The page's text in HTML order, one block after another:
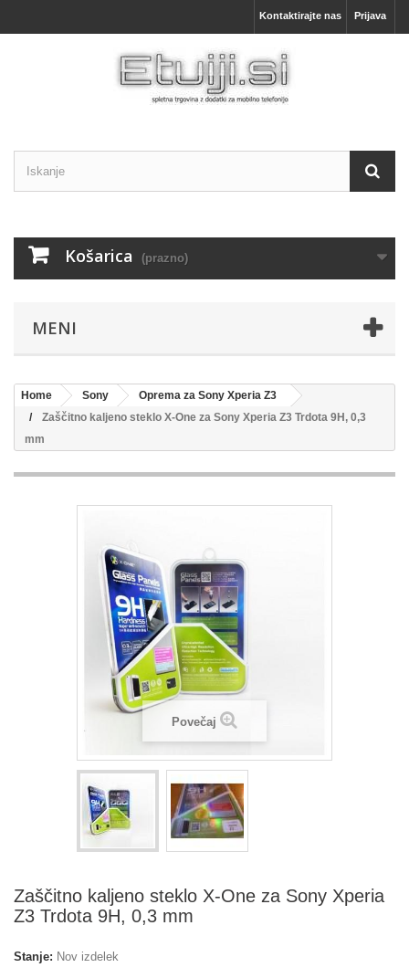
Prijava
Kontaktirajte nas
Košarica (prazno)
MENI
Home Sony
Oprema za Sony Xperia Z3
Zaščitno kaljeno steklo X-One za Sony Xperia Z3 Trdota 9H, 0,3
mm
Povečaj
Zaščitno kaljeno steklo X-One za Sony Xperia
Z3 Trdota 9H, 0,3 mm
Stanje: Nov izdelek